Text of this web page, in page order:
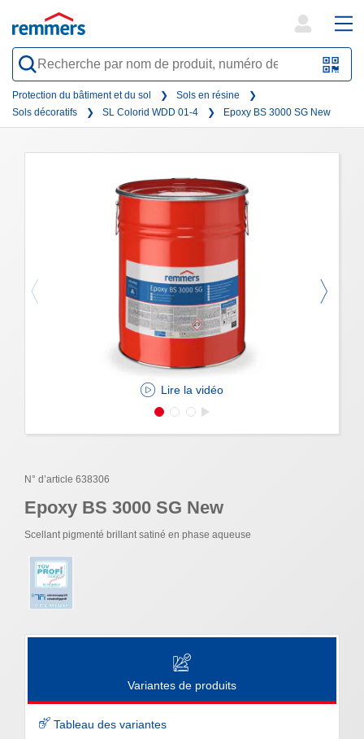
QR-
oder
search
form
Protection du bâtiment et du sol
Sols en résine
Sols décoratifs
SL Colorid WDD 01-4 Epoxy BS 3000 SG New
Lire la vidéo
N° d’article 638306
Epoxy BS 3000 SG New
Scellant pigmenté brillant satiné en phase aqueuse
Variantes de produits
Tableau des variantes